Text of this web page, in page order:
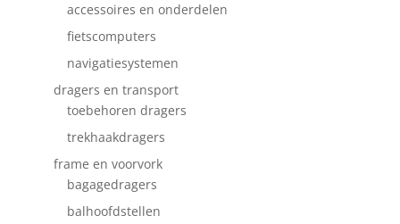
accessoires en onderdelen
fietscomputers
navigatiesystemen
dragers en transport
toebehoren dragers
trekhaakdragers
frame en voorvork
bagagedragers
balhoofdstellen